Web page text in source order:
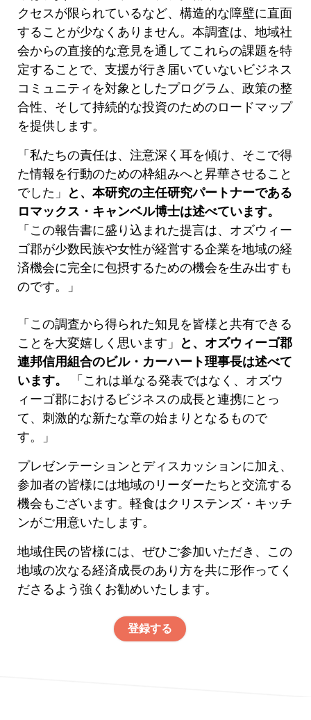
クセスが限られているなど、構造的な障壁に直面
することが少なくありません。本調査は、地域社
会からの直接的な意見を通してこれらの課題を特
定することで、支援が行き届いていないビジネス
コミュニティを対象としたプログラム、政策の整
合性、そして持続的な投資のためのロードマップ
を提供します。
「私たちの責任は、注意深く耳を傾け、そこで得
た情報を行動のための枠組みへと昇華させること
でした」 と、本研究の主任研究パートナーである
ロマックス・キャンベル博士は述べています。
「この報告書に盛り込まれた提言は、オズウィー
ゴ郡が少数民族や女性が経営する企業を地域の経
済機会に完全に包摂するための機会を生み出すも
のです。」
「この調査から得られた知見を皆様と共有できる
ことを大変嬉しく思います」 と、オズウィーゴ郡
連邦信用組合のビル・カーハート理事長は述べて
います。
「これは単なる発表ではなく、オズウ
ィーゴ郡におけるビジネスの成長と連携にとっ
て、刺激的な新たな章の始まりとなるもので
す。」
プレゼンテーションとディスカッションに加え、
参加者の皆様には地域のリーダーたちと交流する
機会もございます。軽食はクリステンズ・キッチ
ンがご用意いたします。
地域住民の皆様には、ぜひご参加いただき、この
地域の次なる経済成長のあり方を共に形作ってく
ださるよう強くお勧めいたします。
登録する